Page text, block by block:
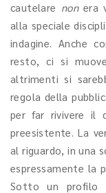
cautelare nonera
alla speciale
indagine. Anche
resto, ci si
altrimenti si
regola della
per far rivivere il
preesistente. La
al riguardo, in una
espressamente la
Sotto un profilo